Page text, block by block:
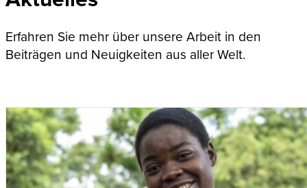
Erfahren Sie mehr über unsere Arbeit in den
Beiträgen und Neuigkeiten aus aller Welt.